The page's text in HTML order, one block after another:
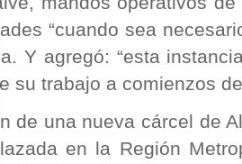
“cuando sea
Y agregó: “esta
su trabajo a comienzos
de una nueva cárcel de
en la Región